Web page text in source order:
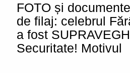
FOTO și
de filaj: celebrul
a fost
Securitate! Motivul